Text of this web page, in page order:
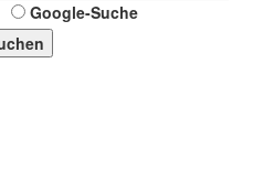
Google-Suche